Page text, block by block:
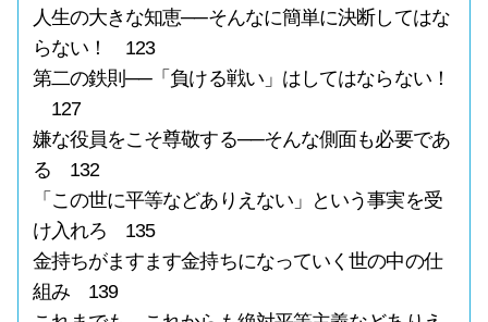
人生の大きな知恵──そんなに簡単に決断してはな
らない！ 123
第二の鉄則──「負ける戦い」はしてはならない！
127
嫌な役員をこそ尊敬する──そんな側面も必要であ
る 132
「この世に平等などありえない」という事実を受
け入れろ 135
金持ちがますます金持ちになっていく世の中の仕
組み 139